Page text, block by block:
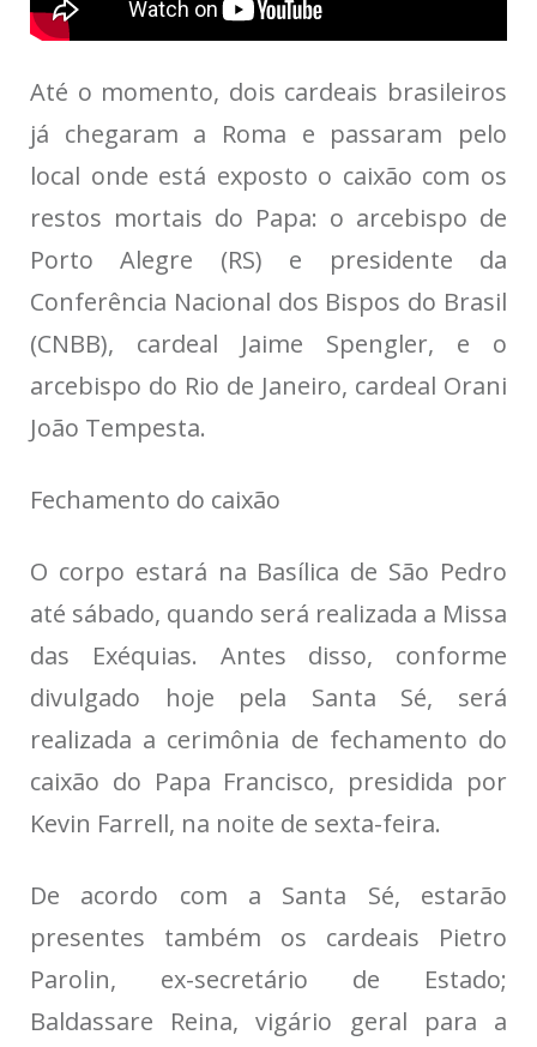
Até o momento, dois cardeais brasileiros
já chegaram a Roma e passaram pelo
local onde está exposto o caixão com os
restos mortais do Papa: o arcebispo de
Porto Alegre (RS) e presidente da
Conferência Nacional dos Bispos do Brasil
(CNBB), cardeal Jaime Spengler, e o
arcebispo do Rio de Janeiro, cardeal Orani
João Tempesta.
Fechamento do caixão
O corpo estará na Basílica de São Pedro
até sábado, quando será realizada a Missa
das Exéquias. Antes disso, conforme
divulgado hoje pela Santa Sé, será
realizada a cerimônia de fechamento do
caixão do Papa Francisco, presidida por
Kevin Farrell, na noite de sexta-feira.
De acordo com a Santa Sé, estarão
presentes também os cardeais Pietro
Parolin, ex-secretário de Estado;
Baldassare Reina, vigário geral para a